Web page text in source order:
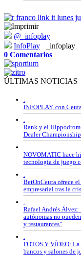
@_infoplay
InfoPlay _infoplay
0 Comentarios
ÚLTIMAS NOTICIAS
.
INFOPLAY, con
.
Rank y el
Dealer
.
NOVOMATIC hace
tecnología de juego
.
BetOnCeuta ofrece
empresarial tras la
.
Rafael Andrés
autónomas no
y restaurantes"
.
FOTOS Y VÍDEO:
bancos y salones de